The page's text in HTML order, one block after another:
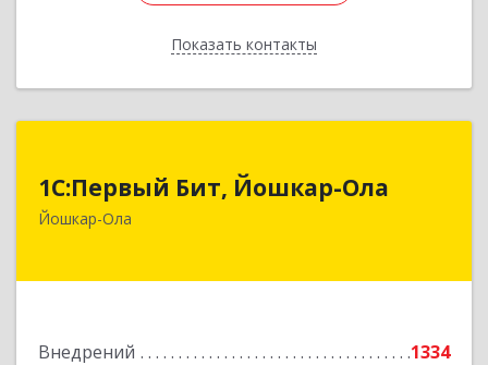
Показать контакты
Назад
1С:Первый Бит, Йошкар-Ола
Йошкар-Ола
Внедрений
1334
424000, Марий Эл Респ, Йошкар-Ола г,
Подробнее